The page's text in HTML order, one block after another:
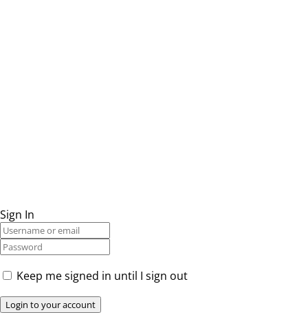
Sign In
Keep me signed in until I sign out